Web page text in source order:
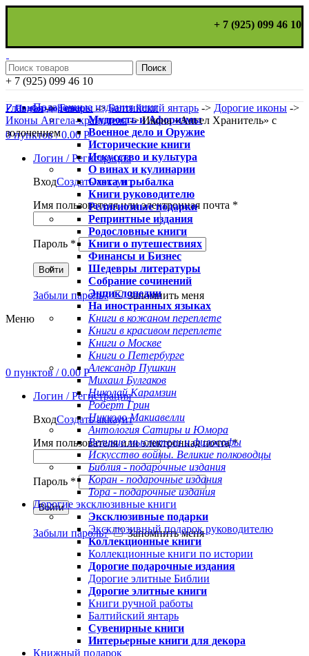
+ 7 (925) 099 46 10
Поиск
+ 7 (925) 099 46 10
✓ Подбор подарка
0пунктов / 0.00 Р
Логин / Регистрация
ВходСоздать аккаунт
Имя пользователя или электронная почта *
Пароль *
Войти
Забыли пароль?
Запомнить меня
Меню
0 пунктов / 0.00 Р
Логин / Регистрация
ВходСоздать аккаунт
Имя пользователя или электронная почта*
Пароль *
Войти
Забыли пароль? Запомнить меня
Подарочные издания книг
Мудрость и Афоризмы
Военное дело и Оружие
Исторические книги
Искусство и культура
О винах и кулинарии
Охота и рыбалка
Книги руководителю
Религиозные подарки
Репринтные издания
Родословные книги
Книги о путешествиях
Финансы и Бизнес
Шедевры литературы
Собрание сочинений
Энциклопедии
На иностранных языках
Книги в кожаном переплете
Книги в красивом переплете
Книги о Москве
Книги о Петербурге
Александр Пушкин
Михаил Булгаков
Николай Карамзин
Роберт Грин
Никколо Макиавелли
Антология Сатиры и Юмора
Великие мыслители и философы
Искусство войны. Великие полководцы
Библия - подарочные издания
Коран - подарочные издания
Тора - подарочные издания
Дорогие эксклюзивные книги
Эксклюзивные подарки
Эксклюзивный подарок руководителю
Коллекционные книги
Коллекционные книги по истории
Дорогие подарочные издания
Дорогие элитные Библии
Дорогие элитные книги
Книги ручной работы
Балтийский янтарь
Сувенирные книги
Интерьерные книги для декора
Книжный подарок
Главная->Товары->Балтийский янтарь -> Дорогие иконы ->
Иконы Ангела-хранителя->Икона «Ангел Хранитель» с
золочением